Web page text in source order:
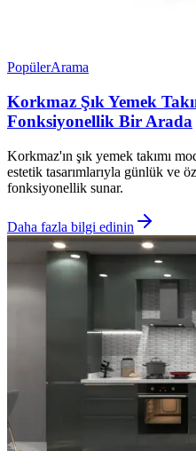
PopülerArama
Korkmaz Şık Yemek
Fonksiyonellik Bir Arada
Korkmaz'ın şık yemek takımı
estetik tasarımlarıyla günlük ve
fonksiyonellik sunar.
Daha fazla bilgi edinin